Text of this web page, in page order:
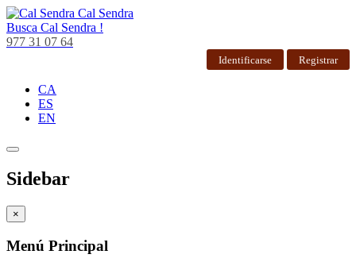
Cal Sendra
Busca Cal Sendra !
977 31 07 64
Identificarse Registrar
CA
ES
EN
Sidebar
×
Menú Principal